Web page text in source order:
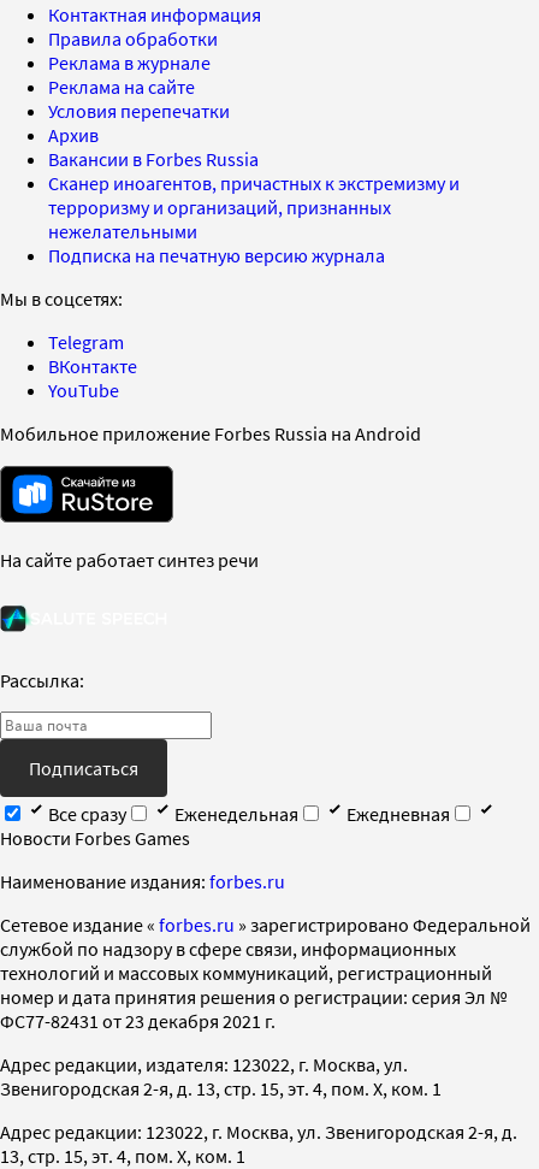
Контактная информация
Правила обработки
Реклама в журнале
Реклама на сайте
Условия перепечатки
Архив
Вакансии в Forbes Russia
Сканер иноагентов, причастных к экстремизму и
терроризму и организаций, признанных
нежелательными
Подписка на печатную версию журнала
Мы в соцсетях:
Telegram
ВКонтакте
YouTube
Мобильное приложение Forbes Russia на Android
На сайте работает синтез речи
Рассылка:
Подписаться
Все сразу
Еженедельная
Ежедневная
Новости Forbes Games
Наименование издания: forbes.ru
Cетевое издание « forbes.ru » зарегистрировано Федеральной
службой по надзору в сфере связи, информационных
технологий и массовых коммуникаций, регистрационный
номер и дата принятия решения о регистрации: серия Эл №
ФС77-82431 от 23 декабря 2021 г.
Адрес редакции, издателя: 123022, г. Москва, ул.
Звенигородская 2-я, д. 13, стр. 15, эт. 4, пом. X, ком. 1
Адрес редакции: 123022, г. Москва, ул. Звенигородская 2-я, д.
13, стр. 15, эт. 4, пом. X, ком. 1